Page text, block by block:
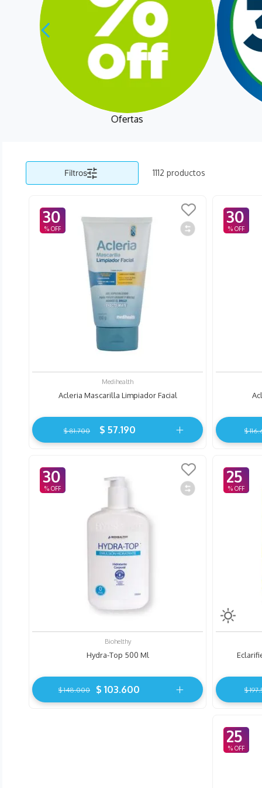
Ofertas
Filtros 1112 productos
30
Medihealth
Acleria Mascarilla Limpiador Facial
$ 81.700 $ 57.190
30
$ 116.
30
Biohelthy
Hydra-Top 500 Ml
$ 148.000 $ 103.600
25
$ 197.
25